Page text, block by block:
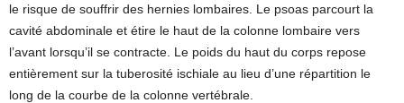
le risque de souffrir des hernies lombaires. Le psoas parcourt la
cavité abdominale et étire le haut de la colonne lombaire vers
l’avant lorsqu’il se contracte. Le poids du haut du corps repose
entièrement sur la tuberosité ischiale au lieu d’une répartition le
long de la courbe de la colonne vertébrale.